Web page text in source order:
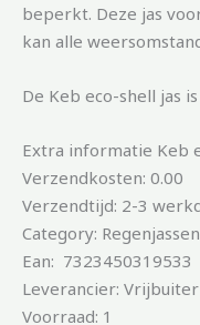
beperkt. Deze jas
kan alle
De Keb eco-shell jas
Extra informatie Keb
Verzendkosten: 0.00
Verzendtijd: 2-3
Category:
Ean: 7323450319533
Leverancier: Vrijbuiter
Voorraad: 1